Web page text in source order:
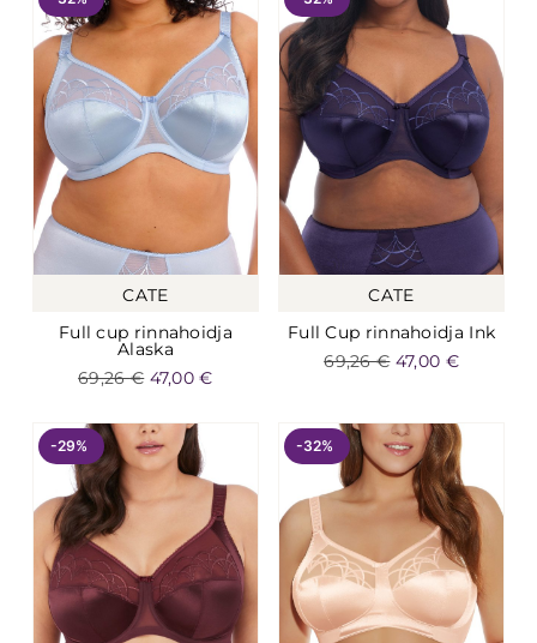
CATE
Full cup rinnahoidja
Alaska
69,26€ 47,00€
CATE
Full Cup rinnahoidja Ink
69,26€ 47,00 €
-29% -32%